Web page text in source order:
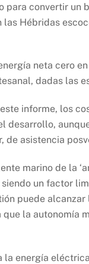
para convertir un
Hébridas
neta cero
dadas las
informe, los
desarrollo,
de asistencia
marino de la
un factor
puede
la autonomía
la energía